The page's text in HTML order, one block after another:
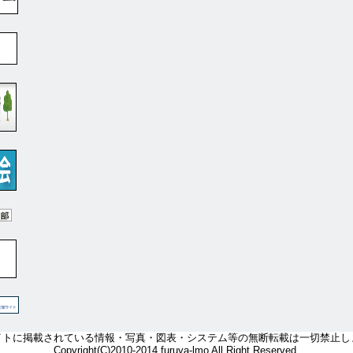
トに掲載されている情報・写真・図表・システム等の無断転載は一切禁止し
Copyright(C)2010-2014 furuya-lmo All Right Reserved.